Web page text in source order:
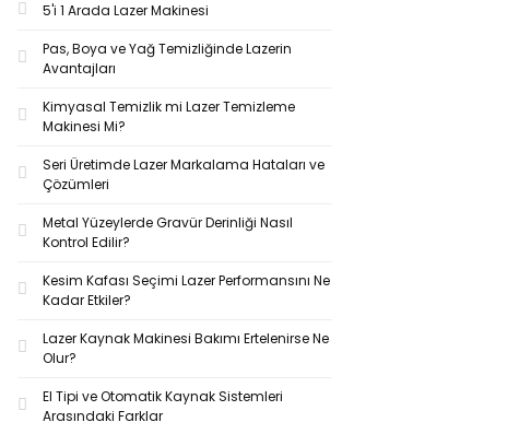
5'i 1 Arada Lazer Makinesi
Pas, Boya ve Yağ Temizliğinde Lazerin
Avantajları
Kimyasal Temizlik mi Lazer Temizleme
Makinesi Mi?
Seri Üretimde Lazer Markalama Hataları ve
Çözümleri
Metal Yüzeylerde Gravür Derinliği Nasıl
Kontrol Edilir?
Kesim Kafası Seçimi Lazer Performansını Ne
Kadar Etkiler?
Lazer Kaynak Makinesi Bakımı Ertelenirse Ne
Olur?
El Tipi ve Otomatik Kaynak Sistemleri
Arasındaki Farklar